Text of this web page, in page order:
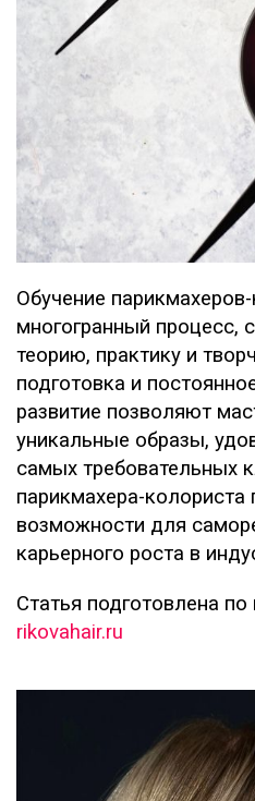
Обучение
многогранный процесс,
теорию, практику и
подготовка и
развитие позволяют
уникальные образы,
самых требовательных
парикмахера-колориста
возможности для
карьерного роста в
Статья подготовлена
rikovahair.ru